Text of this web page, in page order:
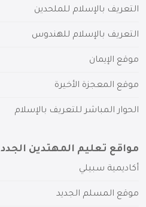
التعريف بالإسلام للملحدين
التعريف بالإسلام للهندوس
موقع الإيمان
موقع المعجزة الأخيرة
الحوار المباشر للتعريف بالإسلام
مواقع تعليم المهتدين الجدد
أكاديمية سبيلي
موقع المسلم الجديد